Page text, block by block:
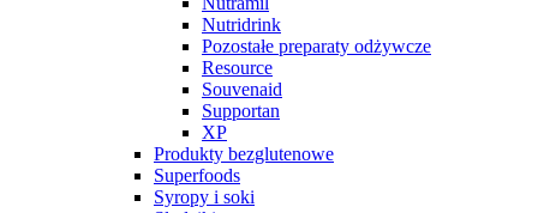
Nutridrink
Pozostałe preparaty odżywcze
Resource
Souvenaid
Supportan
XP
Produkty bezglutenowe
Superfoods
Syropy i soki